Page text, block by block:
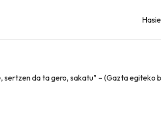
da ta gero, sakatu” – (Gazta